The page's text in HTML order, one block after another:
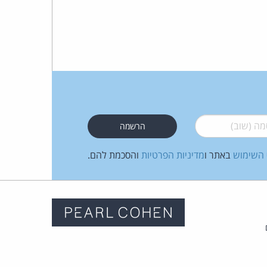
(שוב)*
השימוש באתר ומדיניות הפרטיות והסכמת להם.